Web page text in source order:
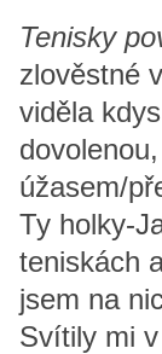
Tenisky
zlověstné
viděla
úžasem/
Ty holky-
teniskách
jsem na
Svítily mi